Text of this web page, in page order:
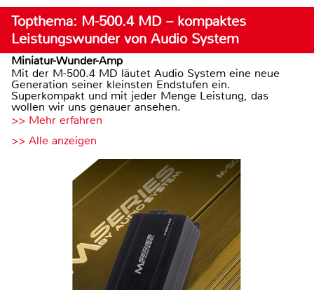
Topthema: M-500.4 MD – kompaktes
Leistungswunder von Audio System
Miniatur-Wunder-Amp
Mit der M-500.4 MD läutet Audio System eine neue
Generation seiner kleinsten Endstufen ein.
Superkompakt und mit jeder Menge Leistung, das
wollen wir uns genauer ansehen.
>> Mehr erfahren
>> Alle anzeigen